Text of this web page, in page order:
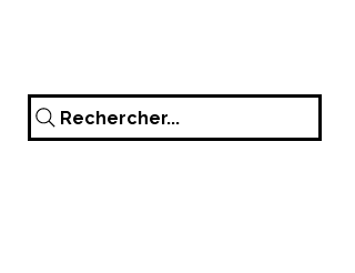
Rechercher...